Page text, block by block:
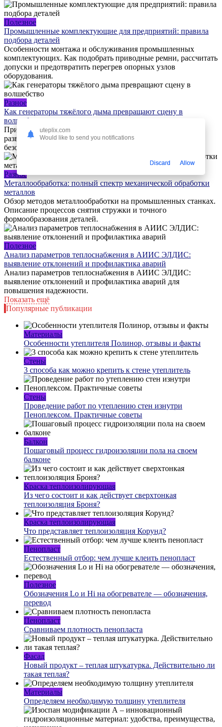
Полезное
Промышленные комплектующие для предприятий: правила
подбора деталей
Особенности монтажа и обслуживания промышленных
комплектующих. Как подобрать приводные ремни, рассчитать
допуски и предотвратить перегрев опорных узлов
оборудования.
Разное
Как генераторы тяжёлого дыма превращают сцену в
волшебство
Применение генераторов тяжёлого дыма в индустрии
развлечений: театры, кино, концерты — эффекты,
безопасность и выбор оборудования.
Разное
Металлообработка: полный спектр механической обработки
металлов
Обзор методов металлообработки на промышленных станках.
Описание процессов снятия стружки и точного
формообразования деталей.
Полезное
Анализ параметров теплоснабжения в АИИС ЭЛДИС:
выявление отклонений и профилактика аварий
Анализ параметров теплоснабжения в АИИС ЭЛДИС:
выявление отклонений и профилактика аварий для
повышения надежности.
Показать ещё
Популярные публикации
Материалы
Особенности утеплителя Полинор, отзывы и факты
Стены
3 способа как можно крепить к стене утеплитель
Стены
Проведение работ по утеплению стен изнутри
Пеноплексом. Практичные советы
Балкон
Пошаговый процесс гидроизоляции пола на своем
балконе
Краска теплоизолирующая
Из чего состоит и как действует сверхтонкая
теплоизоляция Броня?
Краска теплоизолирующая
Что представляет теплоизоляция Корунд?
Пенопласт
Естественный отбор: чем лучше клеить пенопласт
Полезное
Обозначения Lo и Hi на обогревателе — обозначения,
перевод
Пенопласт
Сравниваем плотность пенопласта
Фасад
Новый продукт – теплая штукатурка. Действительно ли
такая теплая?
Материалы
Определяем необходимую толщину утеплителя
uteplix.com
Would like to send you notifications
Discard Allow